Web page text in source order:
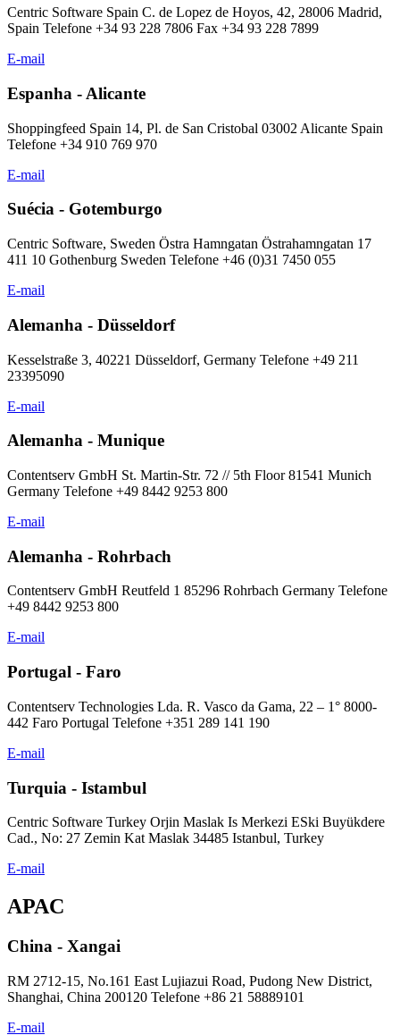
Centric Software Spain C. de Lopez de Hoyos, 42, 28006 Madrid,
Spain Telefone +34 93 228 7806 Fax +34 93 228 7899
E-mail
Espanha - Alicante
Shoppingfeed Spain 14, Pl. de San Cristobal 03002 Alicante Spain
Telefone +34 910 769 970
E-mail
Suécia - Gotemburgo
Centric Software, Sweden Östra Hamngatan Östrahamngatan 17
411 10 Gothenburg Sweden Telefone +46 (0)31 7450 055
E-mail
Alemanha - Düsseldorf
Kesselstraße 3, 40221 Düsseldorf, Germany Telefone +49 211
23395090
E-mail
Alemanha - Munique
Contentserv GmbH St. Martin-Str. 72 // 5th Floor 81541 Munich
Germany Telefone +49 8442 9253 800
E-mail
Alemanha - Rohrbach
Contentserv GmbH Reutfeld 1 85296 Rohrbach Germany Telefone
+49 8442 9253 800
E-mail
Portugal - Faro
Contentserv Technologies Lda. R. Vasco da Gama, 22 – 1° 8000-
442 Faro Portugal Telefone +351 289 141 190
E-mail
Turquia - Istambul
Centric Software Turkey Orjin Maslak Is Merkezi ESki Buyükdere
Cad., No: 27 Zemin Kat Maslak 34485 Istanbul, Turkey
E-mail
APAC
China - Xangai
RM 2712-15, No.161 East Lujiazui Road, Pudong New District,
Shanghai, China 200120 Telefone +86 21 58889101
E-mail